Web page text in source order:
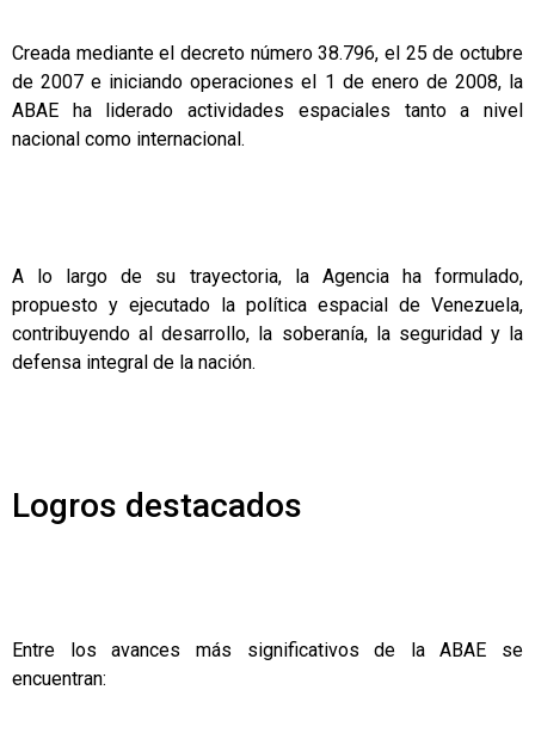
Creada mediante el decreto número 38.796, el 25 de octubre
de 2007 e iniciando operaciones el 1 de enero de 2008, la
ABAE ha liderado actividades espaciales tanto a nivel
nacional como internacional.
A lo largo de su trayectoria, la Agencia ha formulado,
propuesto y ejecutado la política espacial de Venezuela,
contribuyendo al desarrollo, la soberanía, la seguridad y la
defensa integral de la nación.
Logros destacados
Entre los avances más significativos de la ABAE se
encuentran: